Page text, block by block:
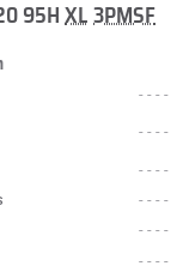
95H XL 3PMSF
----
----
----
----
----
----